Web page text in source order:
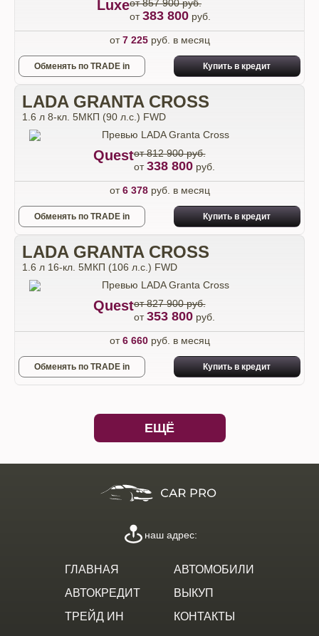
Luxeот 857 900 руб.
от383 800 руб.
от7 225руб. в месяц
Обменять по TRADE in Купить в кредит
LADA GRANTA CROSS
1.6 л 8-кл. 5МКП (90 л.с.) FWD
Questот 812 900 руб.
от338 800руб.
от6 378руб. в месяц
Обменять по TRADE in Купить в кредит
LADA GRANTA CROSS
1.6 л 16-кл. 5МКП (106 л.с.) FWD
Questот 827 900 руб.
от353 800руб.
от6 660руб. в месяц
Обменять по TRADE in Купить в кредит
ЕЩЁ
ГЛАВНАЯ
АВТОМОБИЛИ
АВТОКРЕДИТ
ВЫКУП
ТРЕЙД ИН
КОНТАКТЫ
наш адрес: